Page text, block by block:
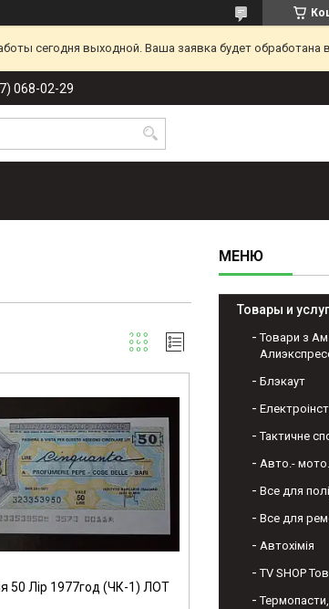
сегодня выходной. Ваша заявка будет обработана
068-02-29
50 Лір 1977год (ЧК-1) ЛОТ
Товары и
Товари з
Блэкаут
Тактичне
Авто.-
Все для
Все для
Автохімія
TV SHOP